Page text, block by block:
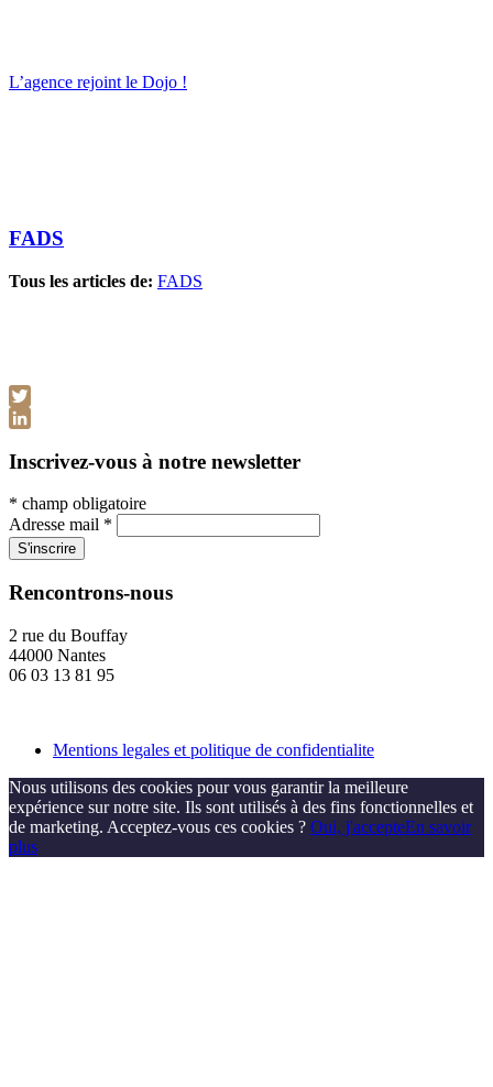
L’agence rejoint le Dojo !
FADS
Tous les articles de: FADS
Twitter
Inscrivez-vous à notre newsletter
* champ obligatoire
Adresse mail *
Rencontrons-nous
2 rue du Bouffay
44000 Nantes
06 03 13 81 95
Mentions legales et politique de confidentialite
Nous utilisons des cookies pour vous garantir la meilleure
expérience sur notre site. Ils sont utilisés à des fins fonctionnelles et
de marketing. Acceptez-vous ces cookies ? Oui, j'accepteEn savoir
plus